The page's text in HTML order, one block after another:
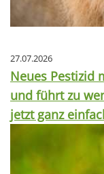
27.07.2026
Neues Pestizid
und führt zu
jetzt ganz